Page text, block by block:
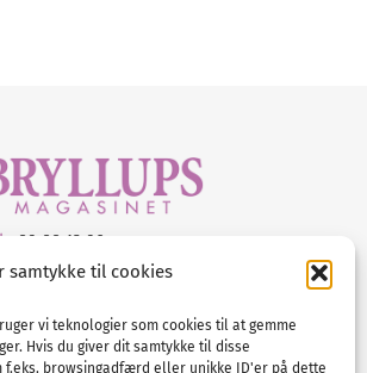
samtykke til cookies
vi teknologier som cookies til at gemme
Hvis du giver dit samtykke til disse
f.eks. browsingadfærd eller unikke ID'er på dette
:
89 88 13 90
info@nordicbridalmedia.com
rights reserved.
DK34787271